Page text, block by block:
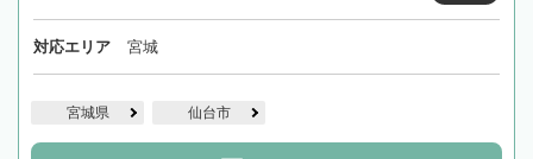
対応エリア 宮城
宮城県 仙台市